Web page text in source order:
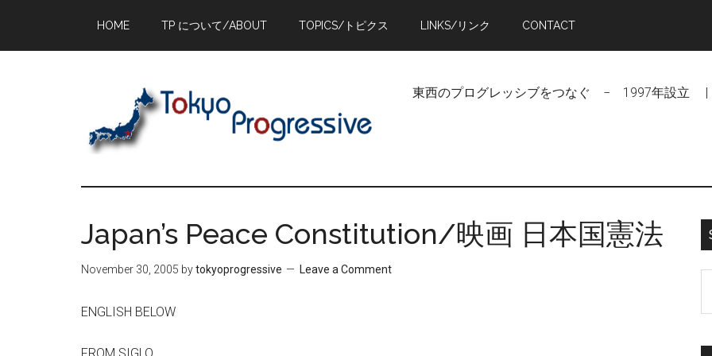
main
primary
footer
HOME TP について/ABOUT TOPICS/トピクス LINKS/リンク CONTACT
東西のプログレッシブをつなぐ − 1997年設立 |
Japan’s Peace Constitution/映画 日本国憲法
November 30, 2005 bytokyoprogressive Leave a Comment
ENGLISH BELOW